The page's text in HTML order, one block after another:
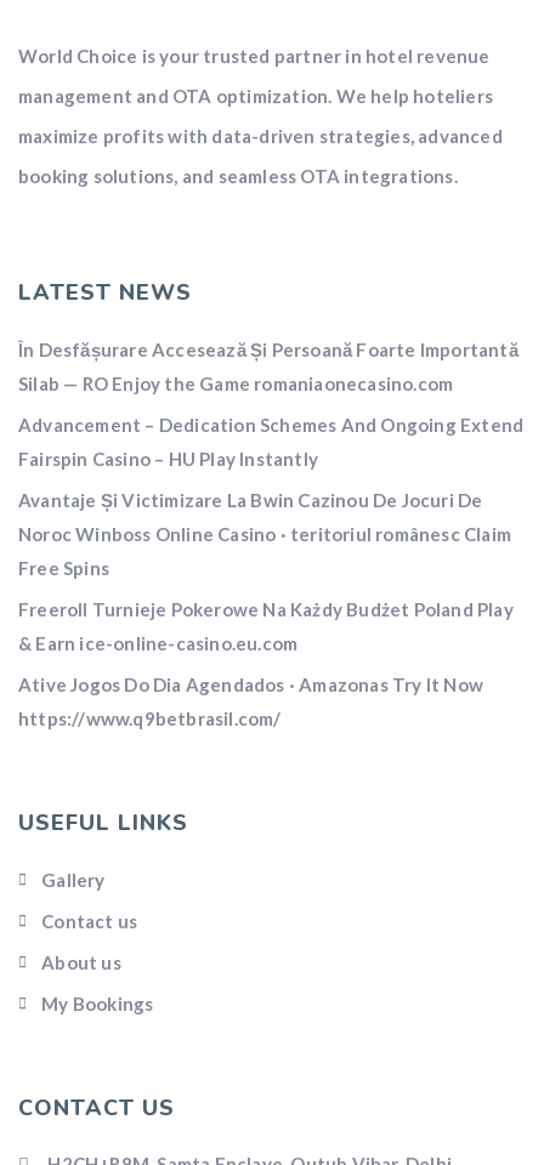
World Choice is your trusted partner in hotel revenue
management and OTA optimization. We help hoteliers
maximize profits with data-driven strategies, advanced
booking solutions, and seamless OTA integrations.
LATEST NEWS
În Desfășurare Accesează Și Persoană Foarte Importantă
Silab — RO Enjoy the Game romaniaonecasino.com
Advancement – Dedication Schemes And Ongoing Extend
Fairspin Casino – HU Play Instantly
Avantaje Și Victimizare La Bwin Cazinou De Jocuri De
Noroc Winboss Online Casino · teritoriul românesc Claim
Free Spins
Freeroll Turnieje Pokerowe Na Każdy Budżet Poland Play
& Earn ice-online-casino.eu.com
Ative Jogos Do Dia Agendados · Amazonas Try It Now
https://www.q9betbrasil.com/
USEFUL LINKS
Gallery
Contact us
About us
My Bookings
CONTACT US